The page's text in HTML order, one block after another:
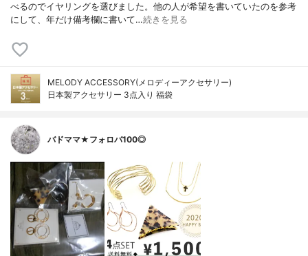
べるのでイヤリングを選びました。他の人が希望を書いていたのを参考
にして、年だけ備考欄に書いて…続きを見る
MELODY ACCESSORY(メロディーアクセサリー)
日本製アクセサリー 3点入り 福袋
バドママ★フォロバ100◎